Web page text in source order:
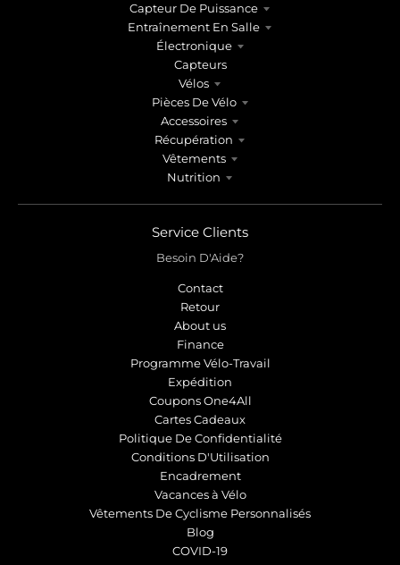
Capteur De Puissance
Entraînement En Salle
Électronique
Capteurs
Vélos
Pièces De Vélo
Accessoires
Récupération
Vêtements
Nutrition
Service Clients
Besoin D'Aide?
Contact
Retour
About us
Finance
Programme Vélo-Travail
Expédition
Coupons One4All
Cartes Cadeaux
Politique De Confidentialité
Conditions D'Utilisation
Encadrement
Vacances à Vélo
Vêtements De Cyclisme Personnalisés
Blog
COVID-19